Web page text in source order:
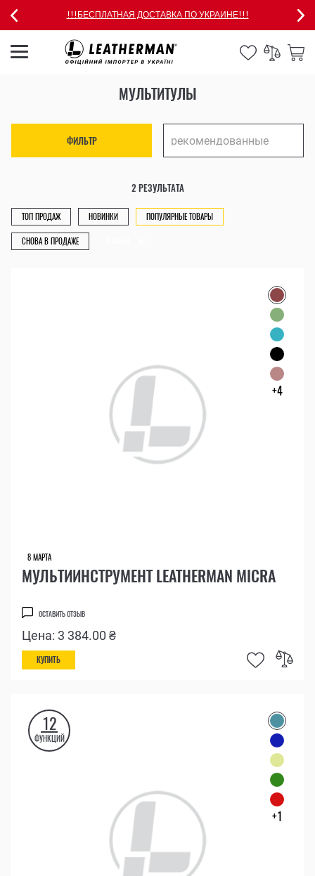
!!!БЕСПЛАТНАЯ ДОСТАВКА ПО УКРАИНЕ!!!
МУЛЬТИТУЛЫ
ФИЛЬТР
2 РЕЗУЛЬТАТА
ТОП ПРОДАЖ НОВИНКИ ПОПУЛЯРНЫЕ ТОВАРЫ
СНОВА В ПРОДАЖЕ
+4
8 МАРТА
МУЛЬТИИНСТРУМЕНТ LEATHERMAN MICRA
ОСТАВИТЬ ОТЗЫВ
Цена: 3 384.00 ₴
КУПИТЬ
12
ФУНКЦИЙ
+1